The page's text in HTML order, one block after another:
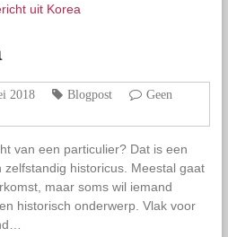
2018 Blogpost
Geen
van een particulier? Dat is een
historicus. Meestal gaat
maar soms wil iemand
historisch onderwerp. Vlak voor